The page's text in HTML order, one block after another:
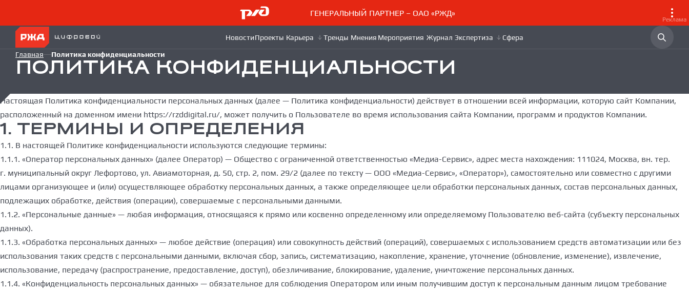
ГЕНЕРАЛЬНЫЙ ПАРТНЕР – ОАО «РЖД»
Реклама
Главная Политика конфиденциальности
ПОЛИТИКА КОНФИДЕНЦИАЛЬНОСТИ
Настоящая Политика конфиденциальности персональных данных (далее — Политика конфиденциальности) действует в отношении всей информации, которую сайт Компании,
расположенный на доменном имени https://rzddigital.ru/, может получить о Пользователе во время использования сайта Компании, программ и продуктов Компании.
1. ТЕРМИНЫ И ОПРЕДЕЛЕНИЯ
1.1. В настоящей Политике конфиденциальности используются следующие термины:
1.1.1. «Оператор персональных данных» (далее Оператор) — Общество с ограниченной ответственностью «Медиа-Сервис», адрес места нахождения: 111024, Москва, вн. тер.
г. муниципальный округ Лефортово, ул. Авиамоторная, д. 50, стр. 2, пом. 29/2 (далее по тексту — ООО «Медиа-Сервис», «Оператор»), самостоятельно или совместно с другими
лицами организующее и (или) осуществляющее обработку персональных данных, а также определяющее цели обработки персональных данных, состав персональных данных,
подлежащих обработке, действия (операции), совершаемые с персональными данными.
1.1.2. «Персональные данные» — любая информация, относящаяся к прямо или косвенно определенному или определяемому Пользователю веб-сайта (субъекту персональных
данных).
1.1.3. «Обработка персональных данных» — любое действие (операция) или совокупность действий (операций), совершаемых с использованием средств автоматизации или без
использования таких средств с персональными данными, включая сбор, запись, систематизацию, накопление, хранение, уточнение (обновление, изменение), извлечение,
использование, передачу (распространение, предоставление, доступ), обезличивание, блокирование, удаление, уничтожение персональных данных.
1.1.4. «Конфиденциальность персональных данных» — обязательное для соблюдения Оператором или иным получившим доступ к персональным данным лицом требование